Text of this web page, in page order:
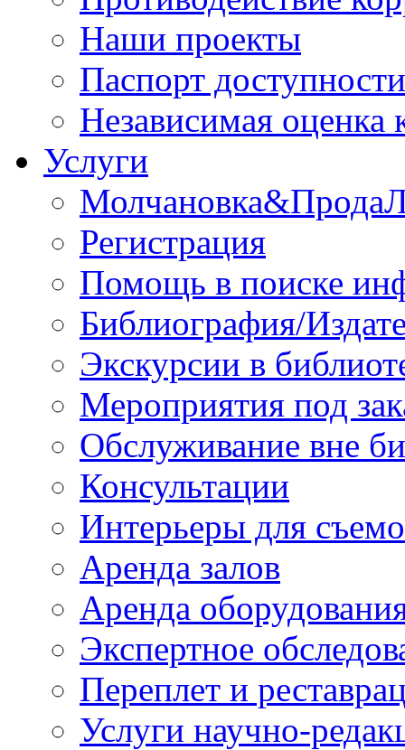
Наши проекты
Паспорт доступности
Независимая оценка
Услуги
Регистрация
Помощь в поиске
Библиография/
Экскурсии в
Мероприятия под
Обслуживание вне
Консультации
Интерьеры для
Аренда залов
Аренда
Экспертное
Переплет и
Услуги научно-